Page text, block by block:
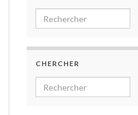
Search for:
CHERCHER
Search for: